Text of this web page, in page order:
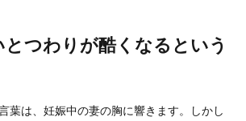
つわりが酷くなるという
葉は、妊娠中の妻の胸に響きます。しかし